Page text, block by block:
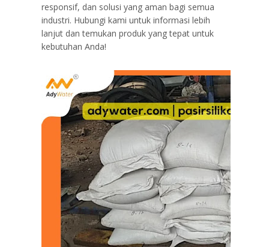
responsif, dan solusi yang aman bagi semua
industri. Hubungi kami untuk informasi lebih
lanjut dan temukan produk yang tepat untuk
kebutuhan Anda!